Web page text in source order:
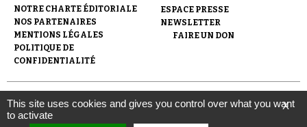
Demander à Vera
NOTRE CHARTE ÉDITORIALE
NOS PARTENAIRES
MENTIONS LÉGALES
POLITIQUE DE
CONFIDENTIALITÉ
ESPACE PRESSE
NEWSLETTER
FAIRE UN DON
© 2007- 2026 Conspiracy Watch | Une réalisation de
l'Observatoire du conspirationnisme (association loi de 1901) avec
le soutien de la Fondation pour la Mémoire de la Shoah.
X
This site uses cookies and gives you control over what you want
to activate